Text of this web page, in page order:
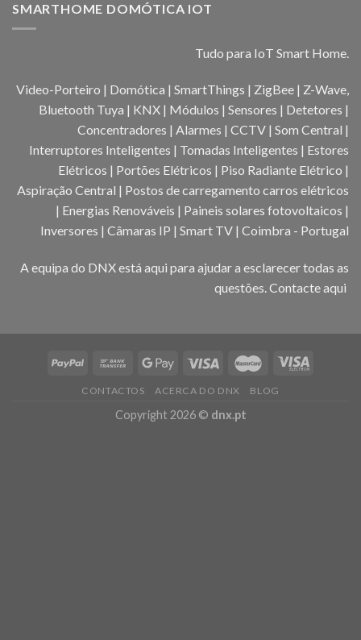
SMARTHOME DOMÓTICA IOT
Tudo para IoT Smart Home.
Video-Porteiro | Domótica | SmartThings | ZigBee | Z-Wave,
Bluetooth Tuya | KNX | Módulos | Sensores | Detetores |
Concentradores | Alarmes | CCTV | Som Central |
Interruptores Inteligentes | Tomadas Inteligentes | Estores
Elétricos | Portões Elétricos | Piso Radiante Elétrico |
Aspiração Central | Postos de carregamento carros elétricos
| Energias Renováveis | Paineis solares fotovoltaicos |
Inversores | Câmaras IP | Smart TV | Coimbra - Portugal
A equipa do DNX está aqui para ajudar a esclarecer todas as
questões.Contacte aqui
CONTACTOS ACERCA DO DNX BLOG
Copyright 2026 © dnx.pt